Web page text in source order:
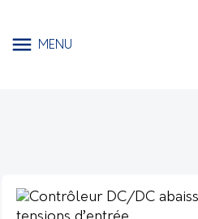
MENU